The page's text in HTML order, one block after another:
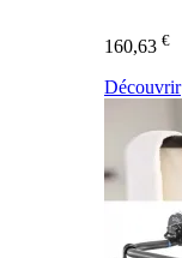
160,63 €
Découvrir